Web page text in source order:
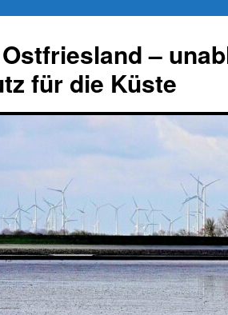
–
für die Küste